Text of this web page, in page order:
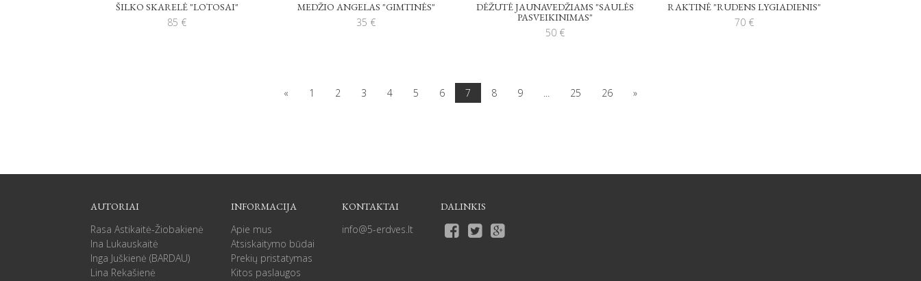
ŠILKO SKARELĖ "LOTOSAI"
85 €
MEDŽIO ANGELAS "GIMTINĖS"
35 €
DĖŽUTĖ JAUNAVEDŽIAMS "SAULĖS
PASVEIKINIMAS"
50 €
RAKTINĖ "RUDENS LYGIADIENIS"
70 €
« 1 2 3 4 5 6 7 8 9 ... 25 26 »
AUTORIAI
Rasa Astikaitė-Žiobakienė
Ina Lukauskaitė
Inga Juškienė (BARDAU)
Lina Rekašienė
INFORMACIJA
Apie mus
Atsiskaitymo būdai
Prekių pristatymas
Kitos paslaugos
KONTAKTAI
info@5-erdves.lt
DALINKIS